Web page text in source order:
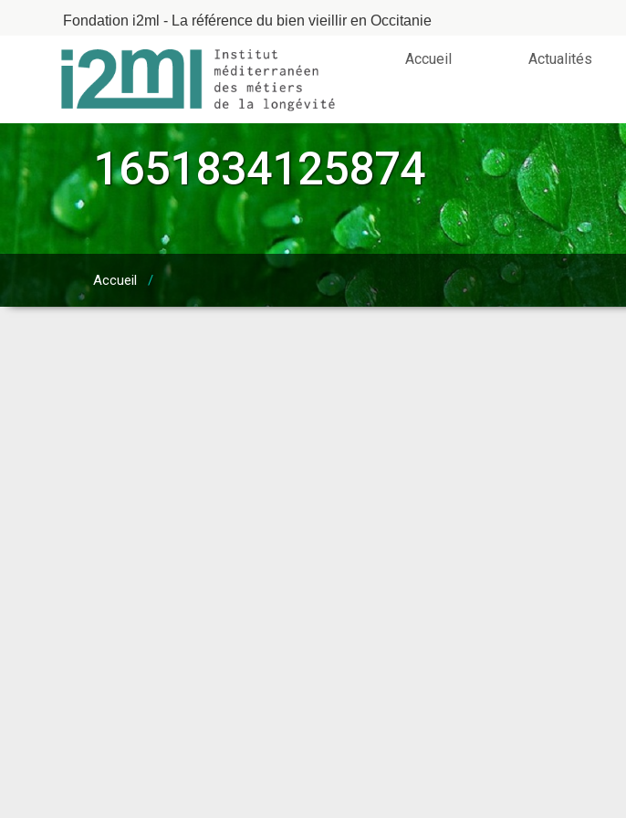
Fondation i2ml - La référence du bien vieillir en Occitanie
Accueil Actualités
1651834125874
Accueil /